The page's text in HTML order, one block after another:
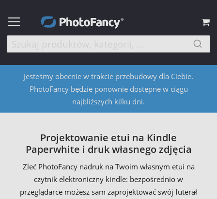
Jesteśmy obecnie w trakcie przebudowy dla Ciebie.
PhotoFancy będzie ponownie dostępne w ciągu
najbliższych kilku dni.
Projektowanie etui na Kindle
Paperwhite i druk własnego zdjęcia
Zleć PhotoFancy nadruk na Twoim własnym etui na
czytnik elektroniczny kindle: bezpośrednio w
przeglądarce możesz sam zaprojektować swój futerał